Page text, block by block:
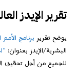
تقرير الإيدز
يوضح تقريربرنامج
البشرية/الإيدز بعنوان:
للجميع من أجل تحقيق